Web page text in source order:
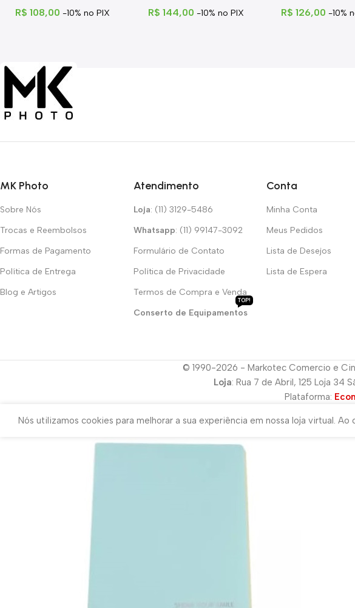
R$ 108,00 -10% no PIX R$ 144,00 -10% no PIX R$ 126,00 -10%
MK Photo
Sobre Nós
Trocas e Reembolsos
Formas de Pagamento
Política de Entrega
Blog e Artigos
Atendimento
Loja: (11) 3129-5486
Whatsapp: (11) 99147-3092
Formulário de Contato
Política de Privacidade
Termos de Compra e Venda
Conserto de Equipamentos
TOP!
Conta
Minha Conta
Meus Pedidos
Lista de Desejos
Lista de Espera
© 1990-2026 - Markotec Comercio e
Loja: Rua 7 de Abril, 125 Loja 34
Plataforma:
Nós utilizamos cookies para melhorar a sua experiência em nossa loja virtual.